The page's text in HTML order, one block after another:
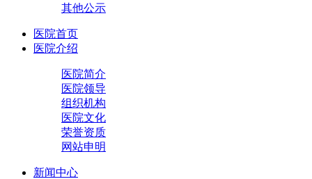
其他公示
医院首页
医院介绍
医院简介
医院领导
组织机构
医院文化
荣誉资质
网站申明
新闻中心